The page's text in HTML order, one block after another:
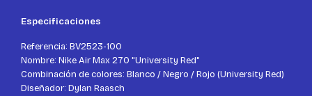
Especificaciones
Referencia: BV2523-100
Nombre: Nike Air Max 270 "University Red"
Combinación de colores: Blanco / Negro / Rojo (University Red)
Diseñador: Dylan Raasch